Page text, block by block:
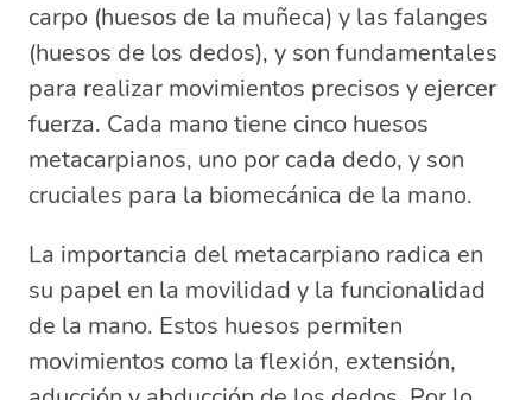
carpo (huesos de la muñeca) y las falanges
(huesos de los dedos), y son fundamentales
para realizar movimientos precisos y ejercer
fuerza. Cada mano tiene cinco huesos
metacarpianos, uno por cada dedo, y son
cruciales para la biomecánica de la mano.
La importancia del metacarpiano radica en
su papel en la movilidad y la funcionalidad
de la mano. Estos huesos permiten
movimientos como la flexión, extensión,